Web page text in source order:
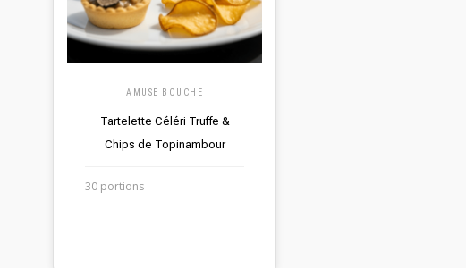
AMUSE BOUCHE
Tartelette Céléri Truffe &
Chips de Topinambour
30 portions